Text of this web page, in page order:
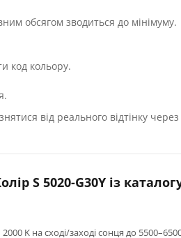
обсягом зводиться до мінімуму.
код кольору.
від реального відтінку
S 5020-G30Y із
K на сході/заході сонця до 5500–6500